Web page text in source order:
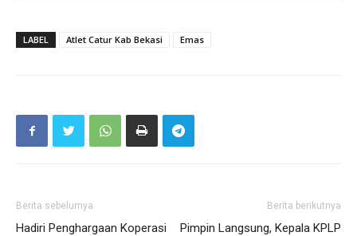
LABEL Atlet Catur Kab Bekasi Emas
Berita sebelumya
Hadiri Penghargaan Koperasi
Berita berikutnya
Pimpin Langsung, Kepala KPLP